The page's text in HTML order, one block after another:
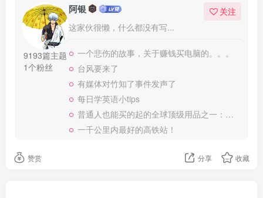
9193篇主题
1个粉丝
阿银
这家伙很懒，什么都没有写...
关注
一个悲伤的故事，关于赚钱买电脑的。。。
台风要来了
有媒体对竹知了事件发声了
每日学英语小tips
普通人也能买的起的全球顶级用品之一：WD-40润滑除锈剂！
一千公里内最好的高铁站！
赞赏 分享 收藏